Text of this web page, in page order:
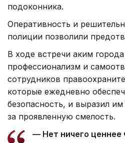
подоконника.
Оперативность и
полиции позволили
В ходе встречи аким
профессионализм и
сотрудников
которые ежедневно
безопасность, и выразил им
за проявленную смелость.
— Нет ничего ценнее